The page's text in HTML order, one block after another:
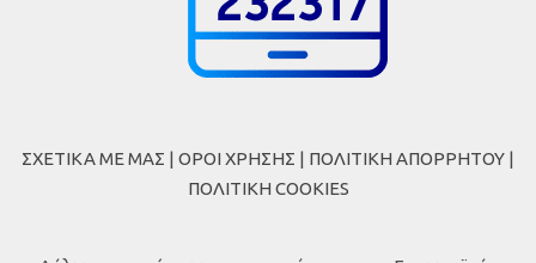
ΣΧΕΤΙΚΑ ΜΕ ΜΑΣ | ΟΡΟΙ ΧΡΗΣΗΣ | ΠΟΛΙΤΙΚΗ ΑΠΟΡΡΗΤΟΥ |
ΠΟΛΙΤΙΚΗ COOKIES